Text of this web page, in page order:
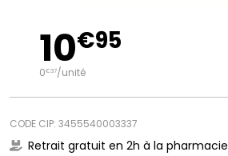
10€95
0€37/unité
CODE CIP: 3455540003337
Retrait gratuit en 2h à la pharmacie